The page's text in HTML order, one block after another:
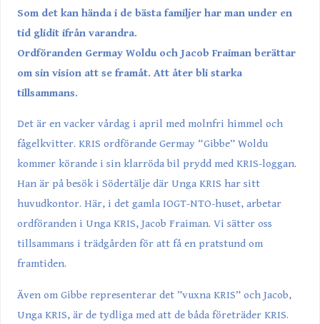
Som det kan hända i de bästa familjer har man under en
tid glidit ifrån varandra.
Ordföranden Germay Woldu och Jacob Fraiman berättar
om sin vision att se framåt. Att åter bli starka
tillsammans.
Det är en vacker vårdag i april med molnfri himmel och
fågelkvitter. KRIS ordförande Germay “Gibbe” Woldu
kommer körande i sin klarröda bil prydd med KRIS-loggan.
Han är på besök i Södertälje där Unga KRIS har sitt
huvudkontor. Här, i det gamla IOGT-NTO-huset, arbetar
ordföranden i Unga KRIS, Jacob Fraiman. Vi sätter oss
tillsammans i trädgården för att få en pratstund om
framtiden.
Även om Gibbe representerar det ”vuxna KRIS” och Jacob,
Unga KRIS, är de tydliga med att de båda företräder KRIS.